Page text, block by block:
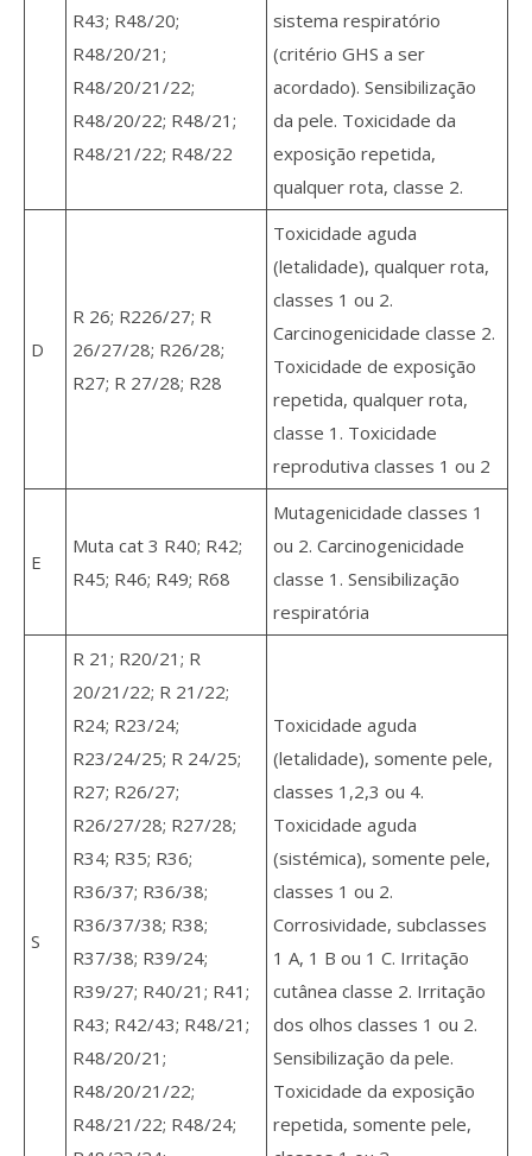
R43; R48/20;
R48/20/21;
R48/20/21/22;
R48/20/22; R48/21;
R48/21/22; R48/22
sistema respiratório
(critério GHS a ser
acordado). Sensibilização
da pele. Toxicidade da
exposição repetida,
qualquer rota, classe 2.
D
R 26; R226/27; R
26/27/28; R26/28;
R27; R 27/28; R28
Toxicidade aguda
(letalidade), qualquer rota,
classes 1 ou 2.
Carcinogenicidade classe 2.
Toxicidade de exposição
repetida, qualquer rota,
classe 1. Toxicidade
reprodutiva classes 1 ou 2
E
Muta cat 3 R40; R42;
R45; R46; R49; R68
Mutagenicidade classes 1
ou 2. Carcinogenicidade
classe 1. Sensibilização
respiratória
S
R 21; R20/21; R
20/21/22; R 21/22;
R24; R23/24;
R23/24/25; R 24/25;
R27; R26/27;
R26/27/28; R27/28;
R34; R35; R36;
R36/37; R36/38;
R36/37/38; R38;
R37/38; R39/24;
R39/27; R40/21; R41;
R43; R42/43; R48/21;
R48/20/21;
R48/20/21/22;
R48/21/22; R48/24;
Toxicidade aguda
(letalidade), somente pele,
classes 1,2,3 ou 4.
Toxicidade aguda
(sistémica), somente pele,
classes 1 ou 2.
Corrosividade, subclasses
1 A, 1 B ou 1 C. Irritação
cutânea classe 2. Irritação
dos olhos classes 1 ou 2.
Sensibilização da pele.
Toxicidade da exposição
repetida, somente pele,